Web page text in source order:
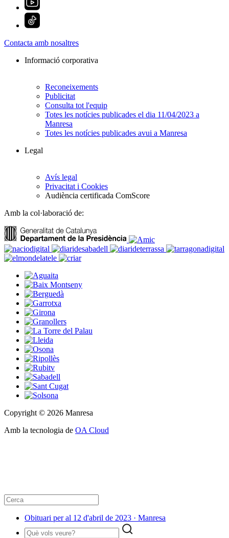
Contacta amb nosaltres
Informació corporativa
Reconeixements
Publicitat
Consulta tot l'equip
Totes les notícies publicades el dia 11/04/2023 a
Manresa
Totes les notícies publicades avui a Manresa
Legal
Avís legal
Privacitat i Cookies
Audiència certificada ComScore
Amb la col·laboració de:
Copyright © 2026 Manresa
Amb la tecnologia de OA Cloud
Obituari per al 12 d'abril de 2023 · Manresa